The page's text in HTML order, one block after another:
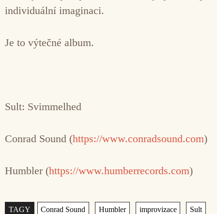
individuální imaginaci.
Je to výtečné album.
Sult: Svimmelhed
Conrad Sound (https://www.conradsound.com)
Humbler (https://www.humberrecords.com)
Štítky